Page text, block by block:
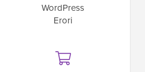
WordPress
Erori